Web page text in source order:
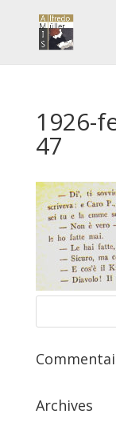
1926-
47
Archives